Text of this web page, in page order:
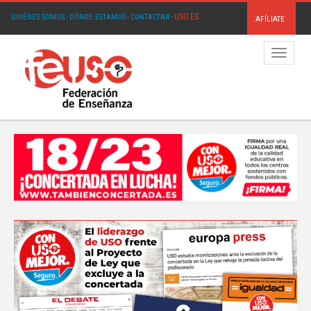
QUIÉNES SOMOS· DÓNDE ESTAMOS· CONTACTAR· USO.ES AFÍLIATE
Menú